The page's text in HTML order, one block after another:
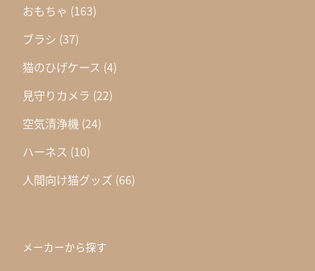
おもちゃ (163)
ブラシ (37)
猫のひげケース (4)
見守りカメラ (22)
空気清浄機 (24)
ハーネス (10)
人間向け猫グッズ (66)
メーカーから探す